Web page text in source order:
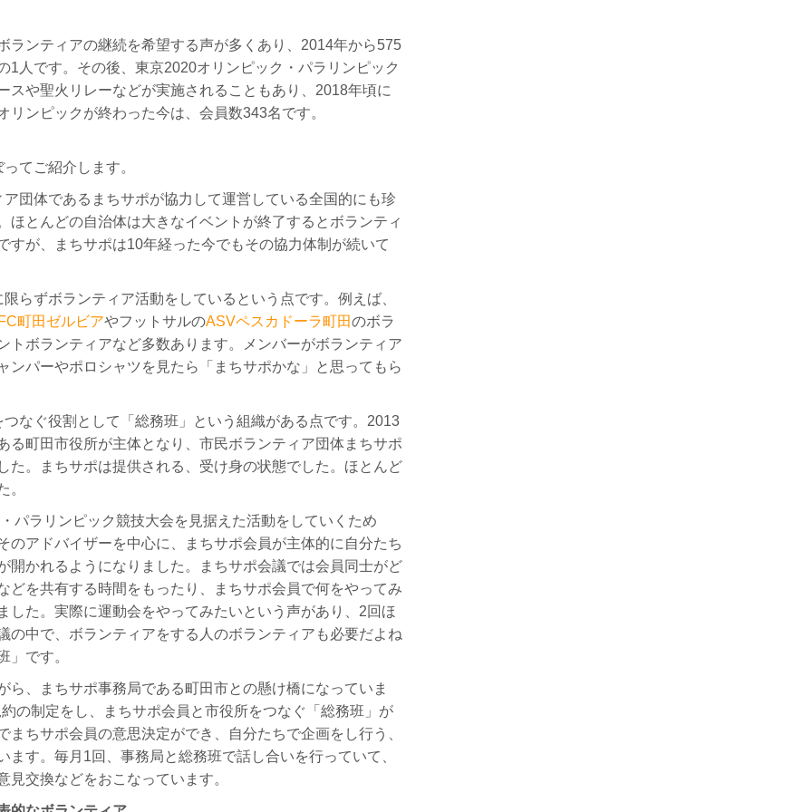
ランティアの継続を希望する声が多くあり、2014年から575
1人です。 その後、東京2020オリンピック・パラリンピック
スや聖火リレーなどが実施されることもあり、2018年頃に
リンピックが終わった今は、会員数343名です。
てご紹介します。
団体であるまちサポが協力して運営している全国的にも珍
ほとんどの自治体は大きなイベントが終了するとボランティ
すが、まちサポは10年経った今でもその協力体制が続いて
らずボランティア活動をしているという点です。 例えば、
町田ゼルビアやフットサルのASVペスカドーラ町田のボラ
トボランティアなど多数あります。メンバーがボランティア
ンパーやポロシャツを見たら「まちサポかな」と思ってもら
なぐ役割として「総務班」という組織がある点です。2013
る町田市役所が主体となり、市民ボランティア団体まちサポ
た。まちサポは提供される、受け身の状態でした。ほとんど
。
パラリンピック競技大会を見据えた活動をしていくため
のアドバイザーを中心に、まちサポ会員が主体的に自分たち
かれるようになりました。
まちサポ会議では会員同士がど
どを共有する時間をもったり、まちサポ会員で何をやってみ
した。 実際に運動会をやってみたいという声があり、2回ほ
の中で、ボランティアをする人のボランティアも必要だよね
」です。
ら、まちサポ事務局である町田市との懸け橋になっていま
の制定をし、まちサポ会員と市役所をつなぐ「総務班」が
ちサポ会員の意思決定ができ、自分たちで企画をし行う、
す。毎月1回、事務局と総務班で話し合いを行っていて、
交換などをおこなっています。